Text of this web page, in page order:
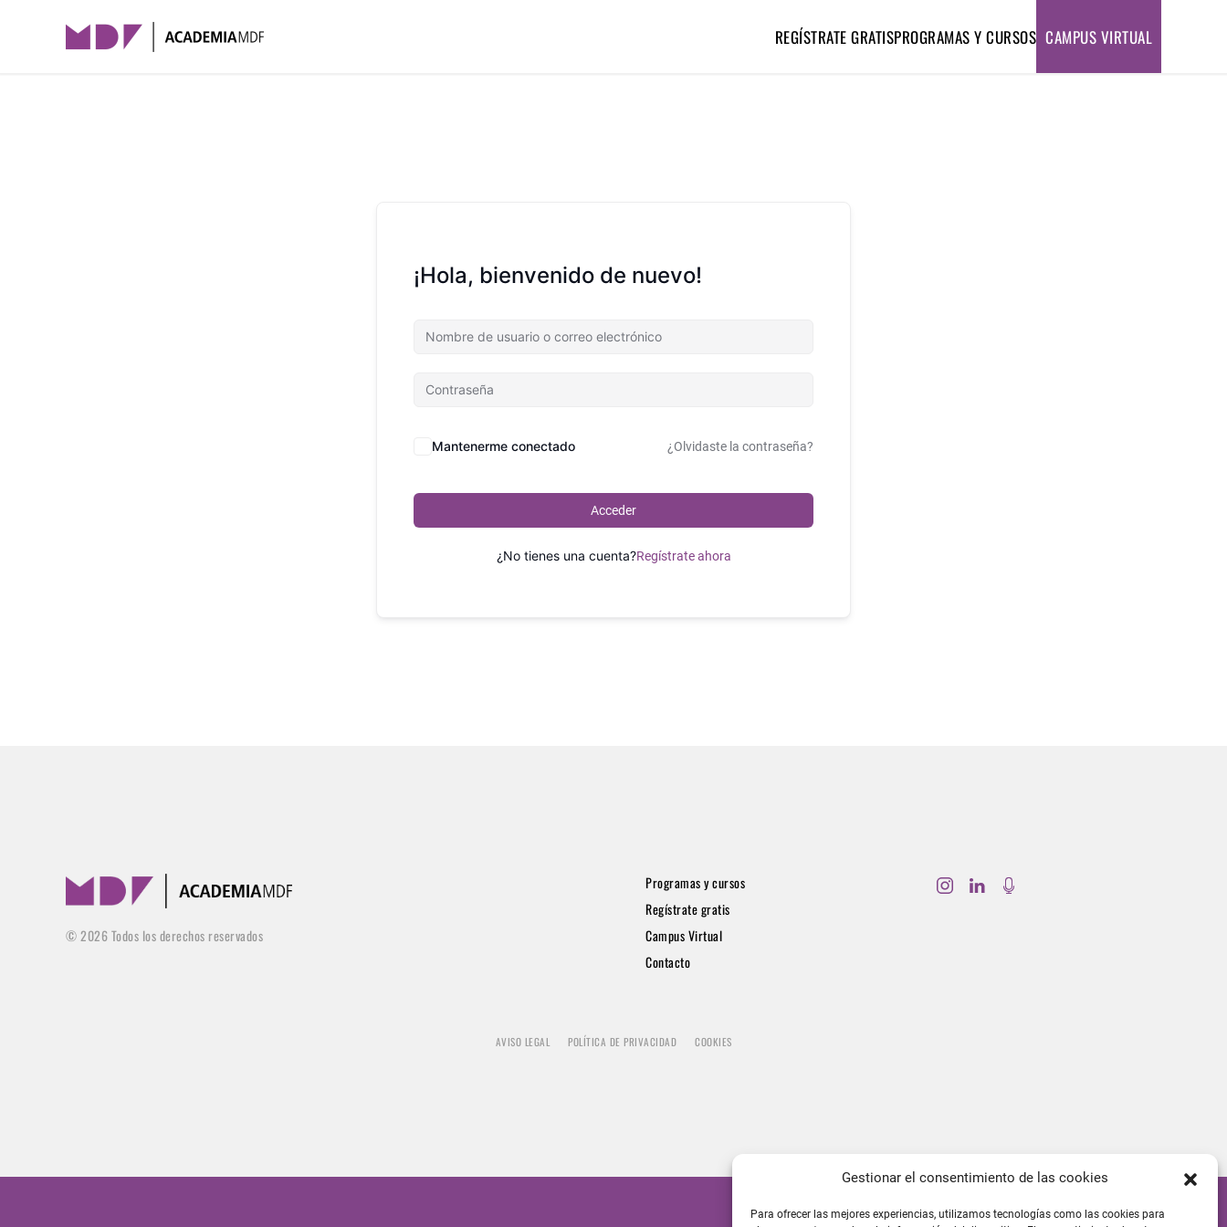
Gestionar el consentimiento de las cookies
Para ofrecer las mejores experiencias, utilizamos tecnologías como las cookies para
Skip to main content
REGÍSTRATE GRATISPROGRAMAS Y CURSOS CAMPUS VIRTUAL
¡Hola, bienvenido de nuevo!
Mantenerme conectado ¿Olvidaste la contraseña?
Acceder
¿No tienes una cuenta?Regístrate ahora
©2026Todos los derechos reservados
Programas y cursos
Regístrate gratis
Campus Virtual
Contacto
AVISO LEGAL POLÍTICA DE PRIVACIDAD COOKIES